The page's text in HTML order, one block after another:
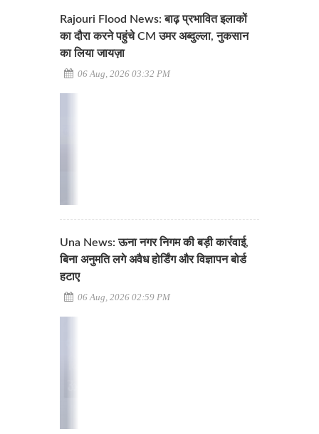
Rajouri Flood News: बाढ़ प्रभावित इलाकों
का दौरा करने पहुंचे CM उमर अब्दुल्ला, नुकसान
का लिया जायज़ा
06 Aug, 2026 03:32 PM
Una News: ऊना नगर निगम की बड़ी कार्रवाई,
बिना अनुमति लगे अवैध होर्डिंग और विज्ञापन बोर्ड
हटाए
06 Aug, 2026 02:59 PM